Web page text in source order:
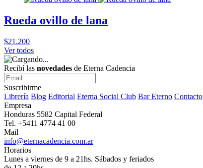
Rueda ovillo de lana
$21.200
Ver todos
Recibí las novedades de Eterna Cadencia
Suscribirme
Librería Blog Editorial Eterna Social Club Bar Eterno Contacto
Empresa
Honduras 5582 Capital Federal
Tel. +5411 4774 41 00
Mail
info@eternacadencia.com.ar
Horarios
Lunes a viernes de 9 a 21hs. Sábados y feriados